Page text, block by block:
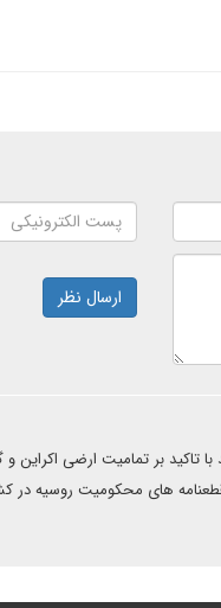
ارسال نظر
تاکید بر تمامیت ارضی اکراین
های محکومیت روسیه در